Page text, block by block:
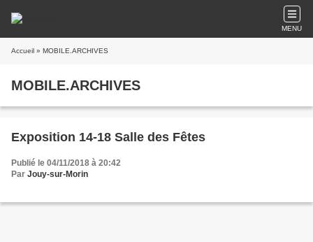
MENU
Accueil » MOBILE.ARCHIVES
MOBILE.ARCHIVES
Exposition 14-18 Salle des Fêtes
Publié le 04/11/2018 à 20:42
Par Jouy-sur-Morin